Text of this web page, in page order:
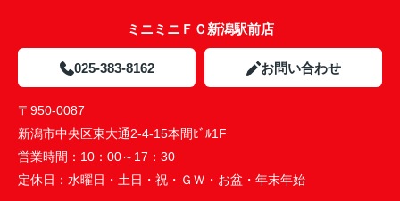
ミニミニＦＣ新潟駅前店
025-383-8162 お問い合わせ
〒950-0087
新潟市中央区東大通2-4-15本間ﾋﾞﾙ1F
営業時間： 10：00～17：30
定休日： 水曜日・土日・祝・ＧＷ・お盆・年末年始